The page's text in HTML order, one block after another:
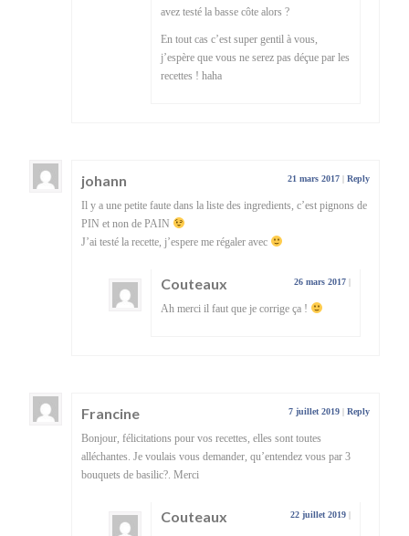
avez testé la basse côte alors ?
En tout cas c’est super gentil à vous,
j’espère que vous ne serez pas déçue par les
recettes ! haha
johann 21 mars 2017 | Reply
Il y a une petite faute dans la liste des ingredients, c’est pignons de
PIN et non de PAIN
J’ai testé la recette, j’espere me régaler avec
Couteaux 26 mars 2017 |
Ah merci il faut que je corrige ça !
Francine 7 juillet 2019 | Reply
Bonjour, félicitations pour vos recettes, elles sont toutes
alléchantes. Je voulais vous demander, qu’entendez vous par 3
bouquets de basilic?. Merci
Couteaux 22 juillet 2019 |